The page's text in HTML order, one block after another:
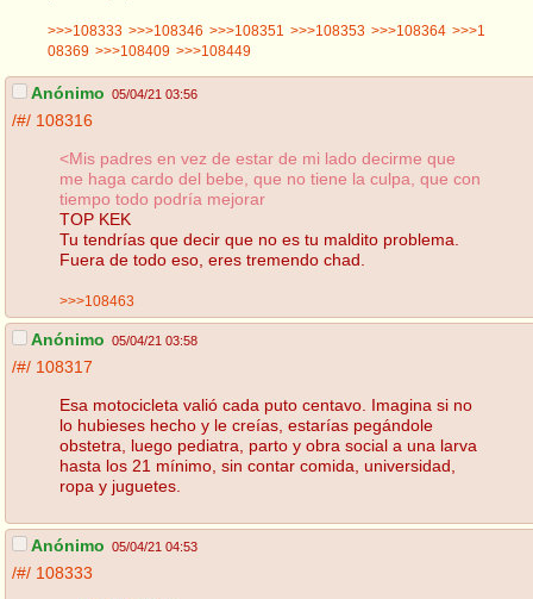
>>>108333 >>>108346 >>>108351 >>>108353 >>>108364 >>>1
08369 >>>108409 >>>108449
Anónimo 05/04/21 03:56
/#/ 108316
<Mis padres en vez de estar de mi lado decirme que
me haga cardo del bebe, que no tiene la culpa, que con
tiempo todo podría mejorar
TOP KEK
Tu tendrías que decir que no es tu maldito problema.
Fuera de todo eso, eres tremendo chad.
>>>108463
Anónimo 05/04/21 03:58
/#/ 108317
Esa motocicleta valió cada puto centavo. Imagina si no
lo hubieses hecho y le creías, estarías pegándole
obstetra, luego pediatra, parto y obra social a una larva
hasta los 21 mínimo, sin contar comida, universidad,
ropa y juguetes.
Anónimo 05/04/21 04:53
/#/ 108333